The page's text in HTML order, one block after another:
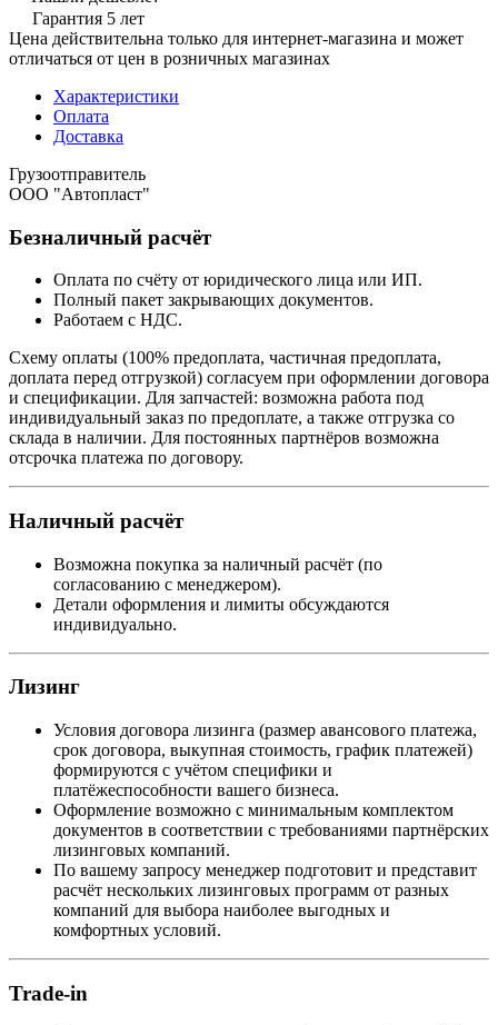
Гарантия 5 лет
Цена действительна только для интернет-магазина и может
отличаться от цен в розничных магазинах
Характеристики
Оплата
Доставка
Грузоотправитель
ООО "Автопласт"
Безналичный расчёт
Оплата по счёту от юридического лица или ИП.
Полный пакет закрывающих документов.
Работаем с НДС.
Схему оплаты (100% предоплата, частичная предоплата,
доплата перед отгрузкой) согласуем при оформлении договора
и спецификации. Для запчастей: возможна работа под
индивидуальный заказ по предоплате, а также отгрузка со
склада в наличии. Для постоянных партнёров возможна
отсрочка платежа по договору.
Наличный расчёт
Возможна покупка за наличный расчёт (по
согласованию с менеджером).
Детали оформления и лимиты обсуждаются
индивидуально.
Лизинг
Условия договора лизинга (размер авансового платежа,
срок договора, выкупная стоимость, график платежей)
формируются с учётом специфики и
платёжеспособности вашего бизнеса.
Оформление возможно с минимальным комплектом
документов в соответствии с требованиями партнёрских
лизинговых компаний.
По вашему запросу менеджер подготовит и представит
расчёт нескольких лизинговых программ от разных
компаний для выбора наиболее выгодных и
комфортных условий.
Trade-in